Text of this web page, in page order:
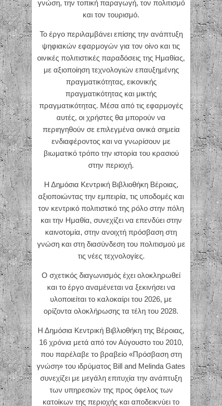
γνώση, την τοπική παραγωγή, τον πολιτισμό
και τον τουρισμό.
Το έργο περιλαμβάνει επίσης την ανάπτυξη
ψηφιακών εφαρμογών για τον οίνο και τις
οινικές πολιτιστικές παραδόσεις της Ημαθίας,
με αξιοποίηση τεχνολογιών επαυξημένης
πραγματικότητας, εικονικής
πραγματικότητας και μικτής
πραγματικότητας. Μέσα από τις εφαρμογές
αυτές, οι χρήστες θα μπορούν να
περιηγηθούν σε επιλεγμένα οινικά σημεία
ενδιαφέροντος και να γνωρίσουν με
βιωματικό τρόπο την ιστορία του κρασιού
στην περιοχή.
Η Δημόσια Κεντρική Βιβλιοθήκη Βέροιας,
αξιοποιώντας την εμπειρία, τις υποδομές και
τον κεντρικό πολιτιστικό της ρόλο στην πόλη
και την Ημαθία, συνεχίζει να επενδύει στην
καινοτομία, στην ανοιχτή πρόσβαση στη
γνώση και στη διασύνδεση του πολιτισμού με
τις νέες τεχνολογίες.
Ο σχετικός διαγωνισμός έχει ολοκληρωθεί
και το έργο αναμένεται να ξεκινήσει να
υλοποιείται το καλοκαίρι του 2026, με
ορίζοντα ολοκλήρωσης τα τέλη του 2028.
Η Δημόσια Κεντρική Βιβλιοθήκη της Βέροιας,
16 χρόνια μετά από τον Αύγουστο του 2010,
που παρέλαβε το βραβείο «Πρόσβαση στη
γνώση» του ιδρύματος Bill and Melinda Gates
συνεχίζει με μεγάλη επιτυχία την ανάπτυξη
των υπηρεσιών της προς όφελος των
κατοίκων της περιοχής και αποδεικνύει το